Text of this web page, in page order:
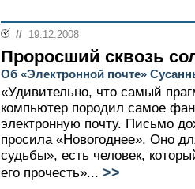
// 19.12.2008
Проросший сквозь
Об «Электронной почте»
«Удивительно, что самый
компьютер породил самое
электронную почту. Письмо
просила «Новогоднее». Оно
судьбы», есть человек,
его прочесть»... >>